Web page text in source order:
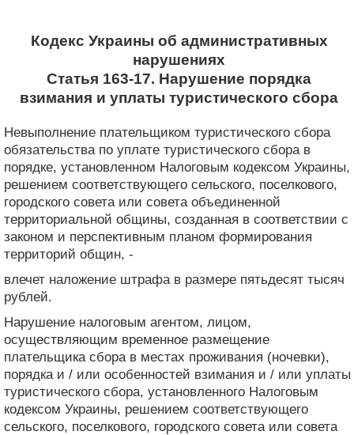
Кодекс Украины об административных
нарушениях
Статья 163-17. Нарушение порядка
взимания и уплаты туристического сбора
Невыполнение плательщиком туристического сбора
обязательства по уплате туристического сбора в
порядке, установленном Налоговым кодексом Украины,
решением соответствующего сельского, поселкового,
городского совета или совета объединенной
территориальной общины, созданная в соответствии с
законом и перспективным планом формирования
территорий общин, -
влечет наложение штрафа в размере пятьдесят тысяч
рублей.
Нарушение налоговым агентом, лицом,
осуществляющим временное размещение
плательщика сбора в местах проживания (ночевки),
порядка и / или особенностей взимания и / или уплаты
туристического сбора, установленного Налоговым
кодексом Украины, решением соответствующего
сельского, поселкового, городского совета или совета